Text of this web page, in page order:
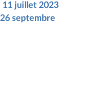
11 juillet 2023
26 septembre